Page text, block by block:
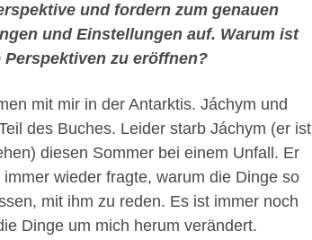
und fordern zum genauen
und Einstellungen auf. Warum ist
zu eröffnen?
mit mir in der Antarktis. Jáchym und
des Buches. Leider starb Jáchym (er ist
diesen Sommer bei einem Unfall. Er
wieder fragte, warum die Dinge so
mit ihm zu reden. Es ist immer noch
Dinge um mich herum verändert.